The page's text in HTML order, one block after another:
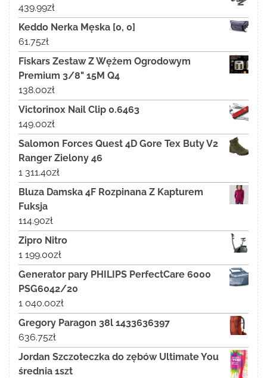
439.99zł
Keddo Nerka Męska [0, 0]
61.75zł
Fiskars Zestaw Z Wężem Ogrodowym
Premium 3/8" 15M Q4
138.00zł
Victorinox Nail Clip 0.6463
149.00zł
Salomon Forces Quest 4D Gore Tex Buty V2
Ranger Zielony 46
1 311.40zł
Bluza Damska 4F Rozpinana Z Kapturem
Fuksja
114.90zł
Zipro Nitro
1 199.00zł
Generator pary PHILIPS PerfectCare 6000
PSG6042/20
1 040.00zł
Gregory Paragon 38l 1433636397
636.75zł
Jordan Szczoteczka do zębów Ultimate You
średnia 1szt